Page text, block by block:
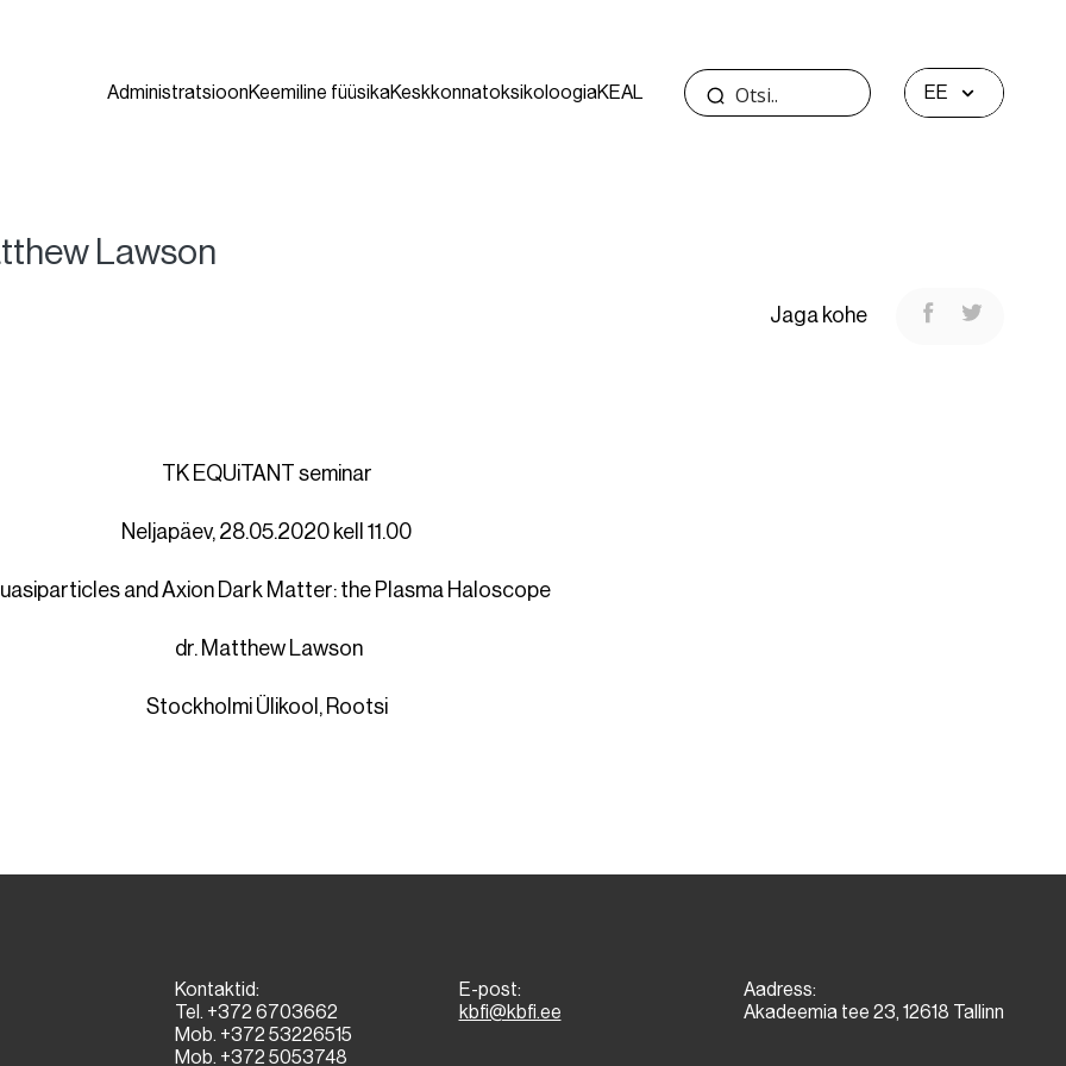
AdministratsioonKeemiline füüsikaKeskkonnatoksikoloogiaKEAL EE
Lawson
Jaga kohe
TK EQUiTANT seminar
Neljapäev, 28.05.2020 kell 11.00
and Axion Dark Matter: the Plasma Haloscope
dr. Matthew Lawson
Stockholmi Ülikool, Rootsi
Kontaktid:
Tel. +372 6703662
Mob. +372 53226515
Mob. +372 5053748
E-post:
kbfi@kbfi.ee
Aadress:
Akadeemia tee 23, 12618 Tallinn